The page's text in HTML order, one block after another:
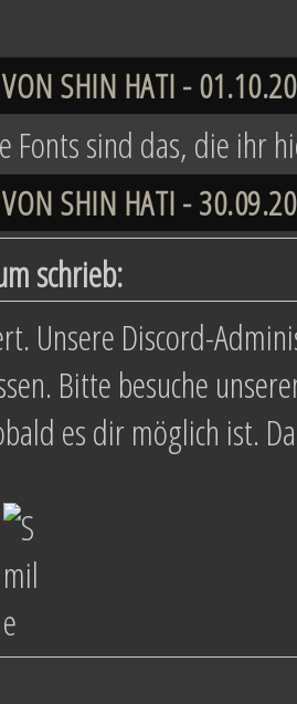
VON SHIN HATI -
Fonts sind das, die ihr
VON SHIN HATI -
schrieb:
Unsere Discord-
Bitte besuche
es dir möglich ist.